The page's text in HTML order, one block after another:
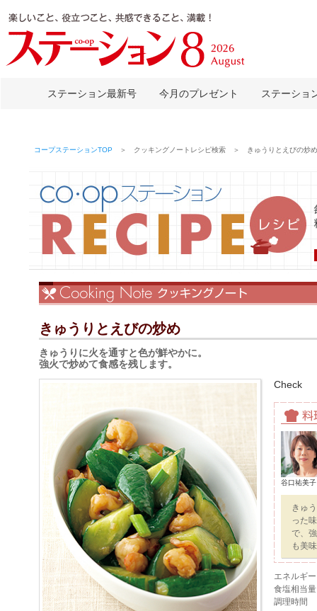
ステーション最新号 今月のプレゼント ステーショ
コープステーションTOP ＞ クッキングノートレシピ検索 ＞ きゅうりとえびの炒め
きゅうりとえびの炒め
きゅうりに火を通すと色が鮮やかに。
強火で炒めて食感を残します。
Check
谷口祐美
きゅ
った
で、
も美
エネルギー
食塩相当量
調理時間